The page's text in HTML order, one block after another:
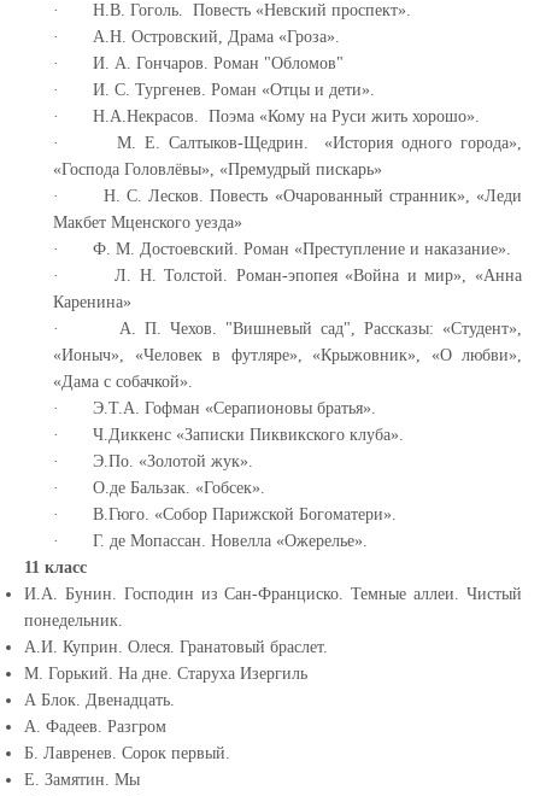
·
Н.В. Гоголь. Повесть «Невский проспект».
·
А.Н. Островский, Драма «Гроза».
·
И. А. Гончаров. Роман "Обломов"
·
И. С. Тургенев. Роман «Отцы и дети».
·
Н.А.Некрасов. Поэма «Кому на Руси жить хорошо».
·
М. Е. Салтыков-Щедрин. «История одного города»,
«Господа Головлёвы», «Премудрый пискарь»
·
Н. С. Лесков. Повесть «Очарованный странник», «Леди
Макбет Мценского уезда»
·
Ф. М. Достоевский. Роман «Преступление и наказание».
·
Л. Н. Толстой. Роман-эпопея «Война и мир», «Анна
Каренина»
·
А. П. Чехов. "Вишневый сад", Рассказы: «Студент»,
«Ионыч», «Человек в футляре», «Крыжовник», «О любви»,
«Дама с собачкой».
·
Э.Т.А. Гофман «Серапионовы братья».
·
Ч.Диккенс «Записки Пиквикского клуба».
·
Э.По. «Золотой жук».
·
О.де Бальзак. «Гобсек».
·
В.Гюго. «Собор Парижской Богоматери».
·
Г. де Мопассан. Новелла «Ожерелье».
11 класс
И.А. Бунин. Господин из Сан-Франциско. Темные аллеи. Чистый
понедельник.
А.И. Куприн. Олеся. Гранатовый браслет.
М. Горький. На дне. Старуха Изергиль
А Блок. Двенадцать.
А. Фадеев. Разгром
Б. Лавренев. Сорок первый.
Е. Замятин. Мы